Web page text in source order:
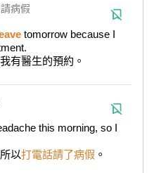
病假
tomorrow because I
有醫生的預約。
this morning, so I
以打電話請了病假 。